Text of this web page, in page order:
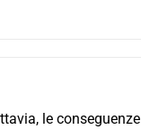
le conseguenze